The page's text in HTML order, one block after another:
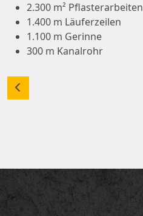
2.300 m² Pflasterarbeiten
1.400 m Läuferzeilen
1.100 m Gerinne
300 m Kanalrohr